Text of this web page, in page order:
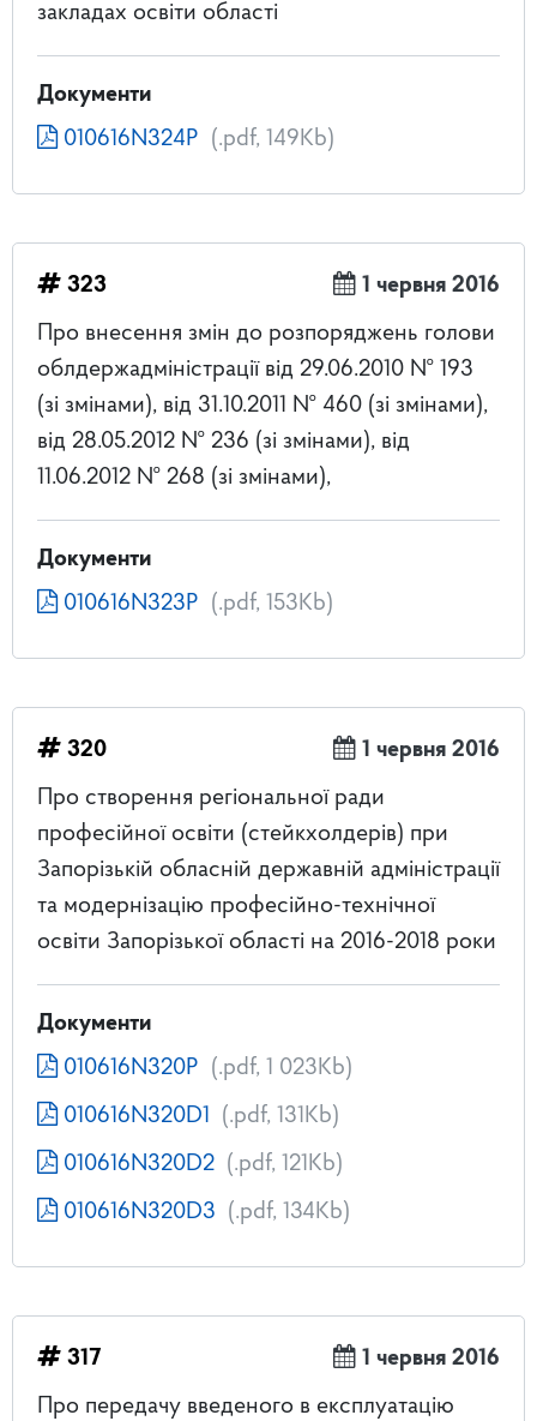
закладах освіти області
Документи
010616N324P (.pdf, 149Kb)
323
1 червня 2016
Про внесення змін до розпоряджень голови
облдержадміністрації від 29.06.2010 № 193
(зі змінами), від 31.10.2011 № 460 (зі змінами),
від 28.05.2012 № 236 (зі змінами), від
11.06.2012 № 268 (зі змінами),
Документи
010616N323P (.pdf, 153Kb)
320
1 червня 2016
Про створення регіональної ради
професійної освіти (стейкхолдерів) при
Запорізькій обласній державній адміністрації
та модернізацію професійно-технічної
освіти Запорізької області на 2016-2018 роки
Документи
010616N320P (.pdf, 1 023Kb)
010616N320D1 (.pdf, 131Kb)
010616N320D2 (.pdf, 121Kb)
010616N320D3 (.pdf, 134Kb)
317
1 червня 2016
Про передачу введеного в експлуатацію